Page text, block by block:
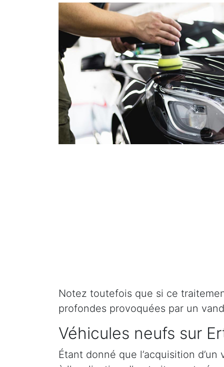
Notez toutefois que si ce
profondes provoquées par un
Véhicules neufs sur
Étant donné que l’acquisition